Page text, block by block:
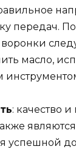
передач.
масло,
: качество
успешной